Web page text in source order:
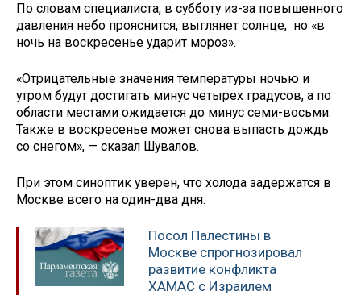
По словам специалиста, в субботу из-за повышенного
давления небо прояснится, выглянет солнце, но «в
ночь на воскресенье ударит мороз».
«Отрицательные значения температуры ночью и
утром будут достигать минус четырех градусов, а по
области местами ожидается до минус семи-восьми.
Также в воскресенье может снова выпасть дождь
со снегом», — сказал Шувалов.
При этом синоптик уверен, что холода задержатся в
Москве всего на один-два дня.
Посол Палестины в
Москве спрогнозировал
развитие конфликта
ХАМАС с Израилем